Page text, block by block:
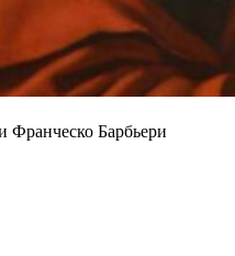
Барбьери